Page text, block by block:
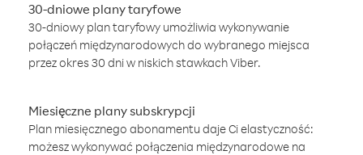
30-dniowe plany taryfowe
30-dniowy plan taryfowy umożliwia wykonywanie
połączeń międzynarodowych do wybranego miejsca
przez okres 30 dni w niskich stawkach Viber.
Miesięczne plany subskrypcji
Plan miesięcznego abonamentu daje Ci elastyczność:
możesz wykonywać połączenia międzynarodowe na